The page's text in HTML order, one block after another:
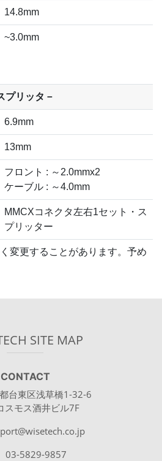
14.8mm
~3.0mm
プリッタ－
6.9mm
13mm
フロント : ～2.0mmx2
ケーブル : ～4.0mm
MMCXコネクタ左右1セット・ス
プリッター
変更することがあります。予め
SITE MAP
CONTACT
台東区浅草橋1-32-6
スモス酒井ビル7F
03-5829-9857